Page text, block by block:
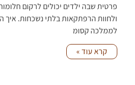
פרטית שבה ילדים יכולים לרקום
ולחוות הרפתקאות בלתי נשכחות. איך
לממלכה קסומ
קרא עוד »